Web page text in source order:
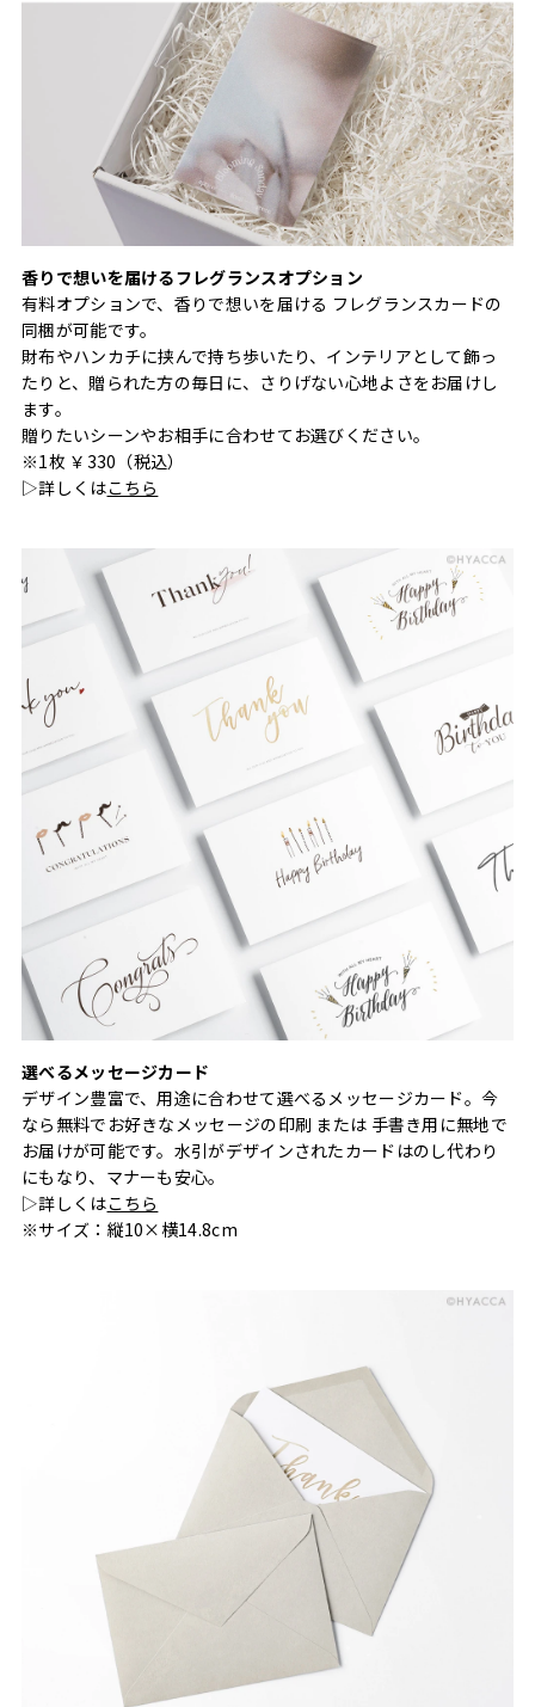
香りで想いを届けるフレグランスオプション
有料オプションで、香りで想いを届ける フレグランスカードの
同梱が可能です。
財布やハンカチに挟んで持ち歩いたり、インテリアとして飾っ
たりと、贈られた方の毎日に、さりげない心地よさをお届けし
ます。
贈りたいシーンやお相手に合わせてお選びください。
※1枚 ￥330（税込）
▷詳しくはこちら
選べるメッセージカード
デザイン豊富で、用途に合わせて選べるメッセージカード。今
なら無料でお好きなメッセージの印刷 または 手書き用に無地で
お届けが可能です。水引がデザインされたカードはのし代わり
にもなり、マナーも安心。
▷詳しくはこちら
※サイズ：縦10×横14.8cm